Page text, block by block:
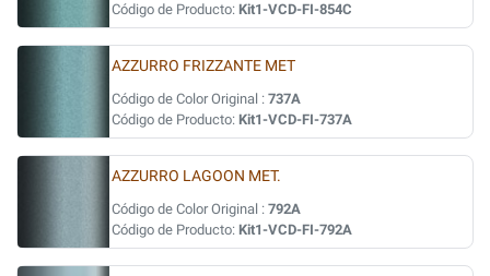
Código de Producto: Kit1-VCD-FI-854C
AZZURRO FRIZZANTE MET
Código de Color Original : 737A
Código de Producto: Kit1-VCD-FI-737A
AZZURRO LAGOON MET.
Código de Color Original : 792A
Código de Producto: Kit1-VCD-FI-792A